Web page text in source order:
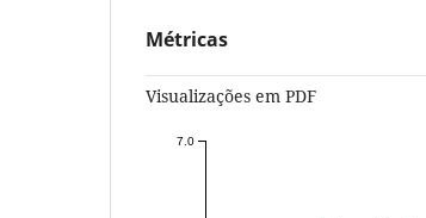
Métricas
Visualizações em PDF
7.0